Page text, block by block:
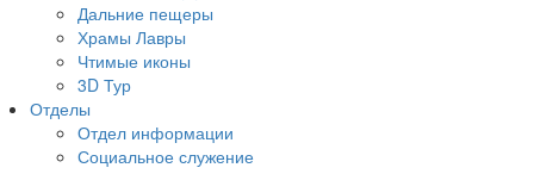
Дальние пещеры
Храмы Лавры
Чтимые иконы
3D Тур
Отделы
Отдел информации
Социальное служение